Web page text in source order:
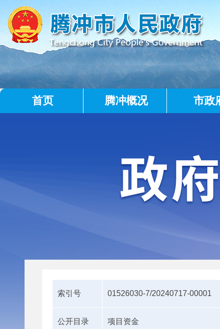
首页 腾冲概况 市政
索引号 01526030-7/20240717-00001
公开目录 项目资金